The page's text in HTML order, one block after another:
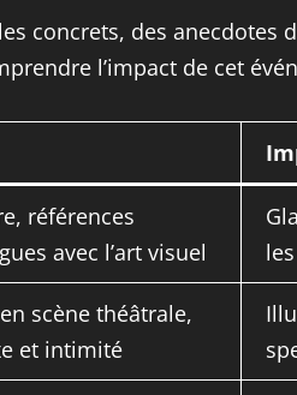
concrets, des anecdotes
l’impact de cet
références
avec l’art visuel
scène théâtrale,
et intimité